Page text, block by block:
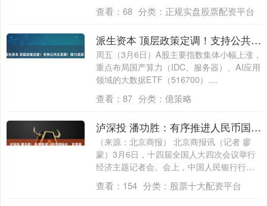
查看： 68 分类： 正规实盘股票配资平台
派生资本 顶层政策定调！支持公共云发展！算力或迎“全链通胀”周期，华宝基金大数据ETF(516700)劲涨1.23%
周五（3月6日）A股主要指数集体小幅上涨，
重点布局国产算力（IDC、服务器）、AI应用
领域的大数据ETF（516700）....
查看： 87 分类： 億策略
泸深投 潘功胜：有序推进人民币国际化，发展离岸人民币市场
（来源：北京商报） 北京商报讯（记者 廖
蒙）3月6日，十四届全国人大四次会议举行
经济主题记者会。会上，中国人民银行行长
潘....
查看： 154 分类： 股票十大配资平台